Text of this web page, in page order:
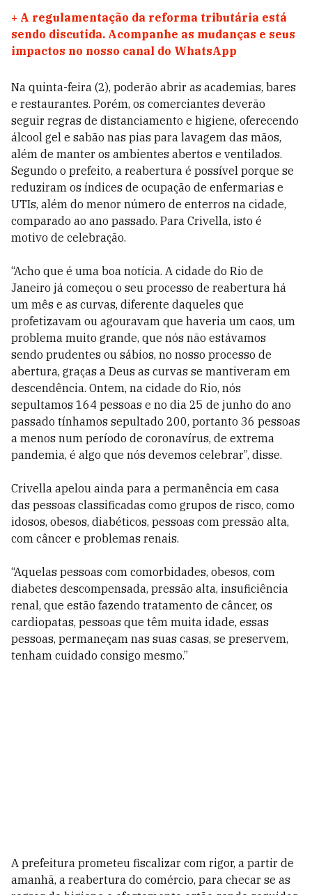
+ A regulamentação da reforma tributária está
sendo discutida. Acompanhe as mudanças e seus
impactos no nosso canal do WhatsApp
Na quinta-feira (2), poderão abrir as academias, bares
e restaurantes. Porém, os comerciantes deverão
seguir regras de distanciamento e higiene, oferecendo
álcool gel e sabão nas pias para lavagem das mãos,
além de manter os ambientes abertos e ventilados.
Segundo o prefeito, a reabertura é possível porque se
reduziram os índices de ocupação de enfermarias e
UTIs, além do menor número de enterros na cidade,
comparado ao ano passado. Para Crivella, isto é
motivo de celebração.
“Acho que é uma boa notícia. A cidade do Rio de
Janeiro já começou o seu processo de reabertura há
um mês e as curvas, diferente daqueles que
profetizavam ou agouravam que haveria um caos, um
problema muito grande, que nós não estávamos
sendo prudentes ou sábios, no nosso processo de
abertura, graças a Deus as curvas se mantiveram em
descendência. Ontem, na cidade do Rio, nós
sepultamos 164 pessoas e no dia 25 de junho do ano
passado tínhamos sepultado 200, portanto 36 pessoas
a menos num período de coronavírus, de extrema
pandemia, é algo que nós devemos celebrar”, disse.
Crivella apelou ainda para a permanência em casa
das pessoas classificadas como grupos de risco, como
idosos, obesos, diabéticos, pessoas com pressão alta,
com câncer e problemas renais.
“Aquelas pessoas com comorbidades, obesos, com
diabetes descompensada, pressão alta, insuficiência
renal, que estão fazendo tratamento de câncer, os
cardiopatas, pessoas que têm muita idade, essas
pessoas, permaneçam nas suas casas, se preservem,
tenham cuidado consigo mesmo.”
A prefeitura prometeu fiscalizar com rigor, a partir de
amanhã, a reabertura do comércio, para checar se as